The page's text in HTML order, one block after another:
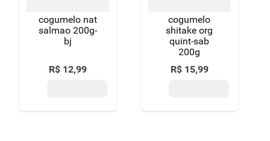
cogumelo nat
salmao 200g-
bj
R$ 12,99
cogumelo
shitake org
quint-sab
200g
R$ 15,99